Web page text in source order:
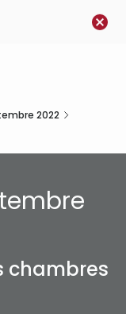
2022
chambres